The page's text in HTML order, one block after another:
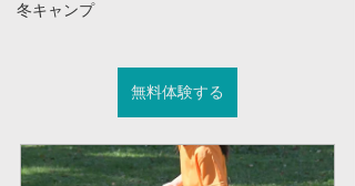
冬キャンプ
無料体験する